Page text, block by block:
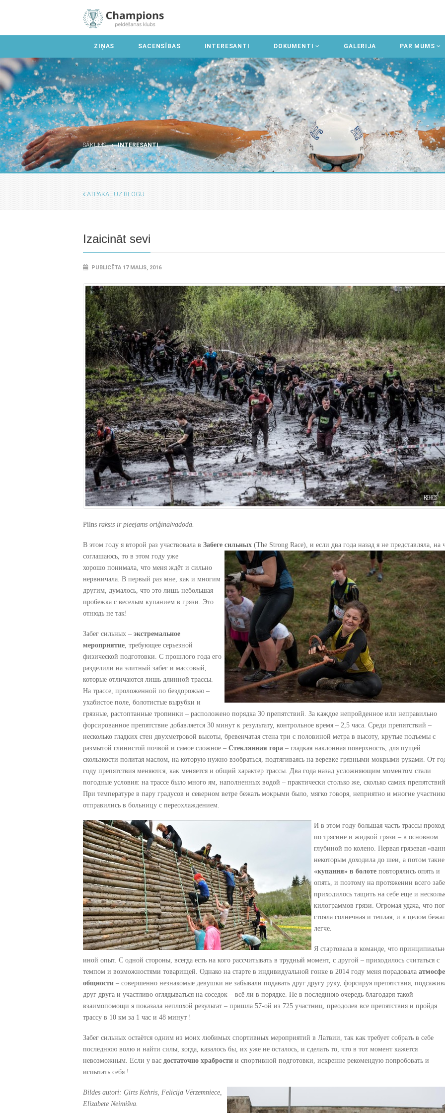
ZIŅAS SACENSĪBAS INTERESANTI DOKUMENTI GALERIJA PAR MUMS
SĀKUMS INTERESANTI
ATPAKAĻ UZ BLOGU
Izaicināt sevi
PUBLICĒTA 17 MAIJS, 2016
Pilns raksts ir pieejams oriģinālvadodā.
В этом году я второй раз участвовала в Забеге сильных (The Strong Race), и если два года назад я не представляла, на
соглашаюсь, то в этом году уже
хорошо понимала, что меня ждёт и сильно
нервничала. В первый раз мне, как и многим
другим, думалось, что это лишь небольшая
пробежка с веселым купанием в грязи. Это
отнюдь не так!
Забег сильных – экстремальное
мероприятие, требующее серьезной
физической подготовки. С прошлого года его
разделили на элитный забег и массовый,
которые отличаются лишь длинной трассы.
На трассе, проложенной по бездорожью –
ухабистое поле, болотистые вырубки и
грязные, растоптанные тропинки – расположено порядка 30 препятствий. За каждое непройденное или неправильно
форсированное препятствие добавляется 30 минут к результату, контрольное время – 2,5 часа. Среди препятствий –
несколько гладких стен двухметровой высоты, бревенчатая стена три с половиной метра в высоту, крутые подъемы с
размытой глинистой почвой и самое сложное – Стеклянная гора – гладкая наклонная поверхность, для пущей
скользкости политая маслом, на которую нужно взобраться, подтягиваясь на веревке грязными мокрыми руками. От
году препятствия меняются, как меняется и общий характер трассы. Два года назад усложняющим моментом стали
погодные условия: на трассе было много ям, наполненных водой – практически столько же, сколько самих
При температуре в пару градусов и северном ветре бежать мокрыми было, мягко говоря, неприятно и многие
отправились в больницу с переохлаждением.
И в этом году большая часть трассы
по трясине и жидкой грязи – в основном
глубиной по колено. Первая грязевая
некоторым доходила до шеи, а потом такие
«купания» в болоте повторялись опять и
опять, и поэтому на протяжении всего
приходилось тащить на себе еще и
килограммов грязи. Огромая удача, что
стояла солнечная и теплая, и в целом
легче.
Я стартовала в команде, что
иной опыт. С одной стороны, всегда есть на кого рассчитывать в трудный момент, с другой – приходилось считаться с
темпом и возможностями товарищей. Однако на старте в индивидуальной гонке в 2014 году меня порадовала
общности – совершенно незнакомые девушки не забывали подавать друг другу руку, форсируя препятствия,
друг друга и участливо оглядываться на соседок – всё ли в порядке. Не в последнюю очередь благодаря такой
взаимопомощи я показала неплохой результат – пришла 57-ой из 725 участниц, преодолев все препятствия и пройдя
трассу в 10 км за 1 час и 48 минут !
Забег сильных остаётся одним из моих любимых спортивных мероприятий в Латвии, так как требует собрать в себе
последнюю волю и найти силы, когда, казалось бы, их уже не осталось, и сделать то, что в тот момент кажется
невозможным. Если у вас достаточно храбрости и спортивной подготовки, искренне рекомендую попробовать и
испытать себя !
Bildes autori: Ģirts Kehris, Felicija Vērzemniece,
Elizabete Neimišva.